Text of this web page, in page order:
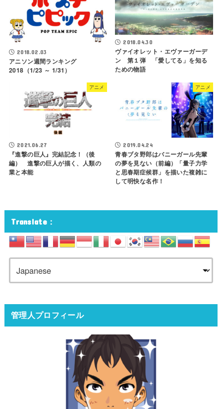
2018.02.03
アニソン週間ランキング
2018（1/23 ～ 1/31）
2018.04.30
ヴァイオレット・エヴァーガーデ
ン 第１弾 「愛してる」を知る
ための物語
アニメ
2021.06.27
『進撃の巨人』完結記念！（後
編） 進撃の巨人が描く、人類の
業と本能
アニメ
2019.04.24
青春ブタ野郎はバニーガール先輩
の夢を見ない（前編）「量子力学
と思春期症候群」を描いた複雑に
して明快な名作！
Translate：
管理人プロフィール